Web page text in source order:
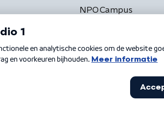
NPO Campus
Privacybeleid